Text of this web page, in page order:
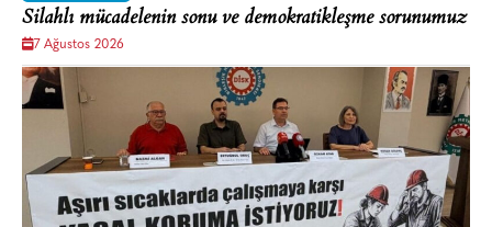
Silahlı mücadelenin sonu ve demokratikleşme sorunumuz
7 Ağustos 2026